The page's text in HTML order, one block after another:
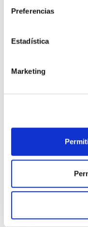
Preferencias
Estadística
Marketing
Deja una respuesta
campos obligatorios